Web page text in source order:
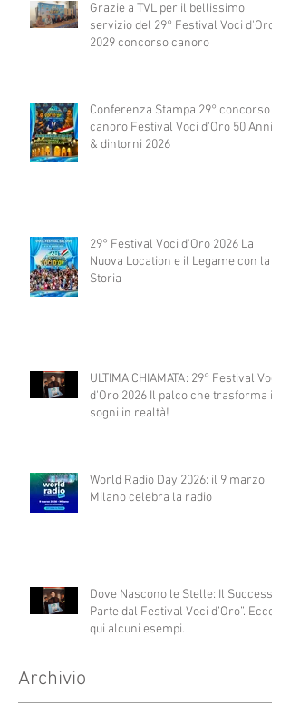
Grazie a TVL per il bellissimo
servizio del 29° Festival Voci d'Oro
2029 concorso canoro
Conferenza Stampa 29° concorso
canoro Festival Voci d'Oro 50 Anni
& dintorni 2026
29° Festival Voci d'Oro 2026 La
Nuova Location e il Legame con la
Storia
ULTIMA CHIAMATA: 29° Festival Voci
d'Oro 2026 Il palco che trasforma i
sogni in realtà!
World Radio Day 2026: il 9 marzo
Milano celebra la radio
Dove Nascono le Stelle: Il Successo
Parte dal Festival Voci d’Oro”. Ecco
qui alcuni esempi.
Archivio